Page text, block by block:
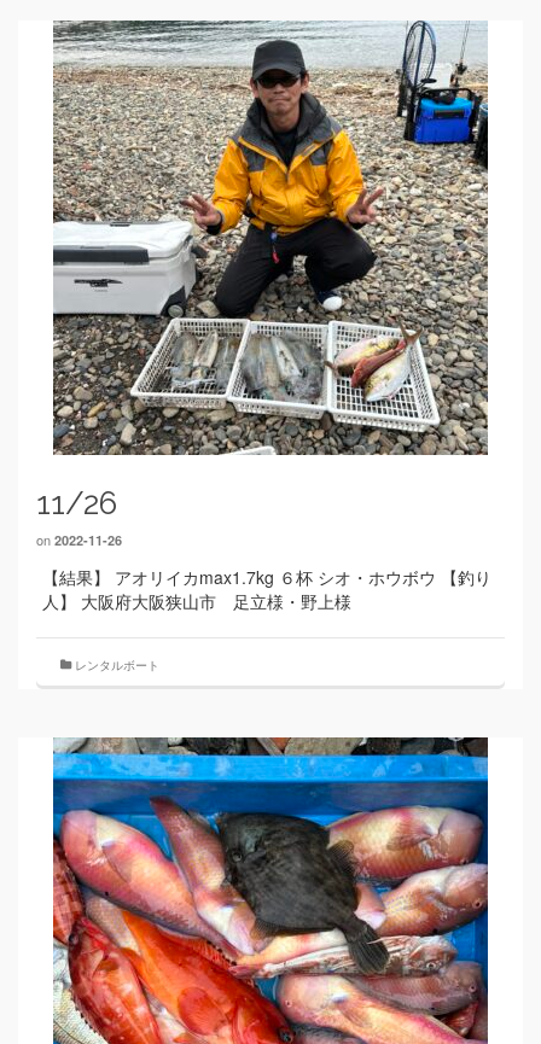
11/26
on 2022-11-26
【結果】 アオリイカmax1.7kg ６杯 シオ・ホウボウ 【釣り
人】 大阪府大阪狭山市 足立様・野上様
レンタルボート